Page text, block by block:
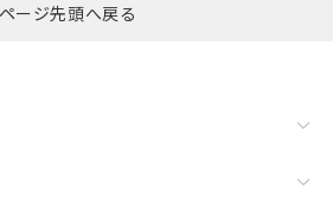
ページ先頭へ戻る